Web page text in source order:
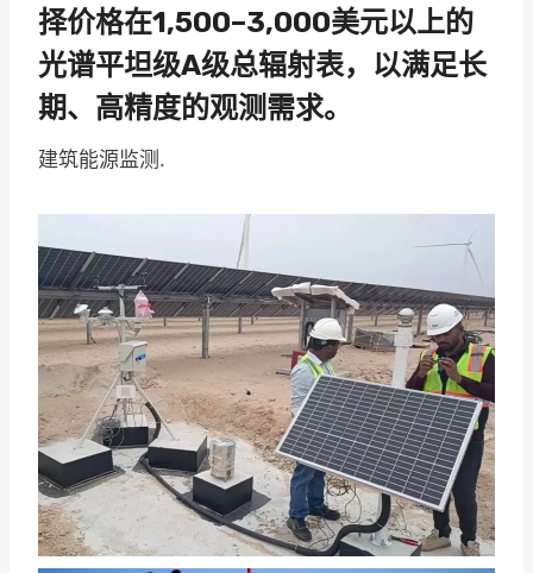
择价格在1,500–3,000美元以上的
光谱平坦级A级总辐射表，以满足长
期、高精度的观测需求。
建筑能源监测.